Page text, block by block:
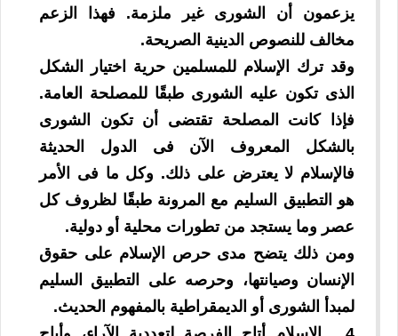
يزعمون أن الشورى غير ملزمة. فهذا الزعم
مخالف للنصوص الدينية الصريحة.
وقد ترك الإسلام للمسلمين حرية اختيار الشكل
الذى تكون عليه الشورى طبقًا للمصلحة العامة.
فإذا كانت المصلحة تقتضى أن تكون الشورى
بالشكل المعروف الآن فى الدول الحديثة
فالإسلام لا يعترض على ذلك. وكل ما فى الأمر
هو التطبيق السليم مع المرونة طبقًا لظروف كل
عصر وما يستجد من تطورات محلية أو دولية.
ومن ذلك يتضح مدى حرص الإسلام على حقوق
الإنسان وصيانتها، وحرصه على التطبيق السليم
لمبدأ الشورى أو الديمقراطية بالمفهوم الحديث.